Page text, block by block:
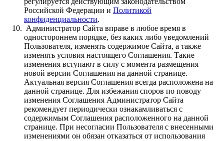
Российской Федерации и Политикой
конфиденциальности.
Администратор Сайта вправе в любое время в
одностороннем порядке, без каких либо уведомлений
Пользователя, изменять содержимое Сайта, а также
изменять условия настоящего Соглашения. Такие
изменения вступают в силу с момента размещения
новой версии Соглашения на данной странице.
Актуальная версия Соглашения всегда расположена на
данной странице. Для избежания споров по поводу
изменения Соглашения Администратор Сайта
рекомендует периодически ознакамливаться с
содержимым Соглашения расположенного на данной
странице. При несогласии Пользователя с внесенными
изменениями он обязан отказаться от использования